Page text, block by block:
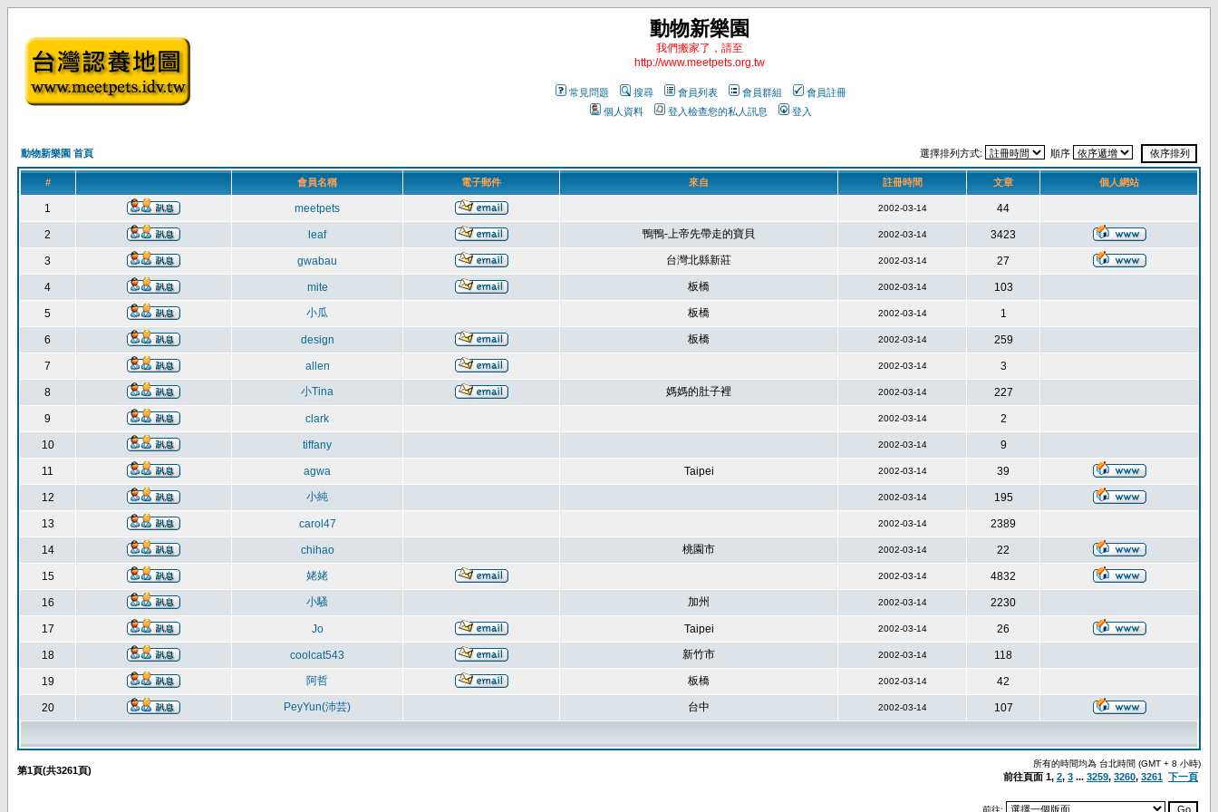
動物新樂園
我們搬家了，請至
http://www.meetpets.org.tw
常見問題 搜尋 會員列表 會員群組
會員註冊
個人資料
登入檢查您的私人訊息 登入
動物新樂園 首頁 選擇排列方式: 順序
# 會員名稱 電子郵件 來自 註冊時間 文章 個人網站
1 meetpets 2002-03-14 44
2 leaf 鴨鴨-上帝先帶走的寶貝 2002-03-14 3423
3 gwabau 台灣北縣新莊 2002-03-14 27
4 mite 板橋 2002-03-14 103
5 小瓜 板橋 2002-03-14 1
6 design 板橋 2002-03-14 259
7 allen 2002-03-14 3
8 小Tina 媽媽的肚子裡 2002-03-14 227
9 clark 2002-03-14 2
10 tiffany 2002-03-14 9
11 agwa Taipei 2002-03-14 39
12 小純 2002-03-14 195
13 carol47 2002-03-14 2389
14 chihao 桃園市 2002-03-14 22
15 姥姥 2002-03-14 4832
16 小騷 加州 2002-03-14 2230
17 Jo Taipei 2002-03-14 26
18 coolcat543 新竹市 2002-03-14 118
19 阿哲 板橋 2002-03-14 42
20 PeyYun(沛芸) 台中 2002-03-14 107
第1頁(共3261頁)
所有的時間均為 台北時間 (GMT + 8 小時)
前往頁面 1, 2, 3 ... 3259, 3260, 3261 下一頁
前往: